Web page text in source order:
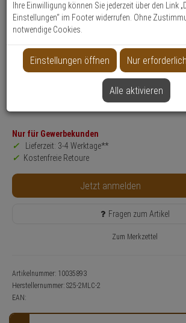
SucheProduktmerkmale
Datenblatt drucken
Produktinformationen
Zubehörartikel, Adapter
Anwendung: Videoüberwachung
Nur für Gewerbekunden
Lieferzeit: 3-4 Werktage**
Kostenfreie Retoure
Jetzt anmelden
Fragen zum Artikel
Zum Merkzettel
Artikelnummer: 10035893
Herstellernummer: S25-2MLC-2
EAN:
Ihre Einwilligung können Sie jederzeit über den Link
Einstellungen“ im Footer widerrufen. Ohne
notwendige Cookies.
Einstellungen öffnen Nur
Alle aktivieren